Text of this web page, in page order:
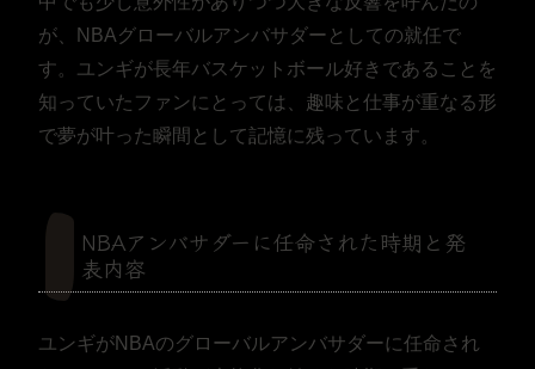
が、NBAグローバルアンバサダーとしての就任で
す。ユンギが長年バスケットボール好きであることを
知っていたファンにとっては、趣味と仕事が重なる形
で夢が叶った瞬間として記憶に残っています。
NBAアンバサダーに任命された時期と発
表内容
ユンギがNBAのグローバルアンバサダーに任命され